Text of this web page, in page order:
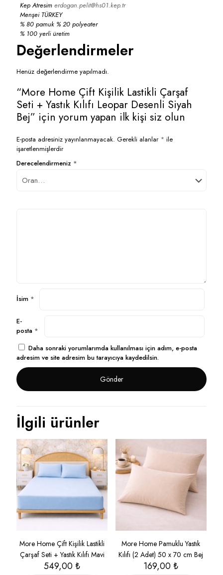
Kep Atresim erdogan.pelit@hs01.kep.tr
Menşei TÜRKEY
% 80 pamuk % 20 polyeater
% 100 yerli üretim
Değerlendirmeler
Henüz değerlendirme yapılmadı.
“More Home Çift Kişilik Lastikli Çarşaf
Seti + Yastık Kılıfı Leopar Desenli Siyah
Bej” için yorum yapan ilk kişi siz olun
E-posta adresiniz yayınlanmayacak. Gerekli alanlar * ile
işaretlenmişlerdir
Derecelendirmeniz *
İsim *
E-
posta *
Daha sonraki yorumlarımda kullanılması için adım, e-posta
adresim ve site adresim bu tarayıcıya kaydedilsin.
İlgili ürünler
More Home Çift Kişilik Lastikli
Çarşaf Seti + Yastık Kılıfı Mavi
549,00₺
More Home Pamuklu Yastık
Kılıfı (2 Adet) 50 x 70 cm Bej
169,00₺